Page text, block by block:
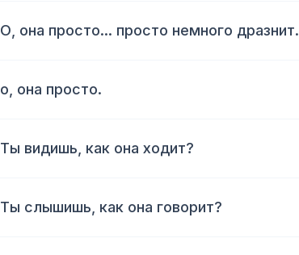
О, она просто... просто немного дразнит.
о, она просто.
Ты видишь, как она ходит?
Ты слышишь, как она говорит?